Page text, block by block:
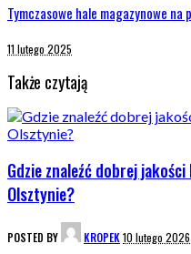
Tymczasowe hale magazynowe
11 lutego 2025
Także czytają
Gdzie znaleźć dobrej
Olsztynie?
POSTED BY KROPEK 10 lutego 2026